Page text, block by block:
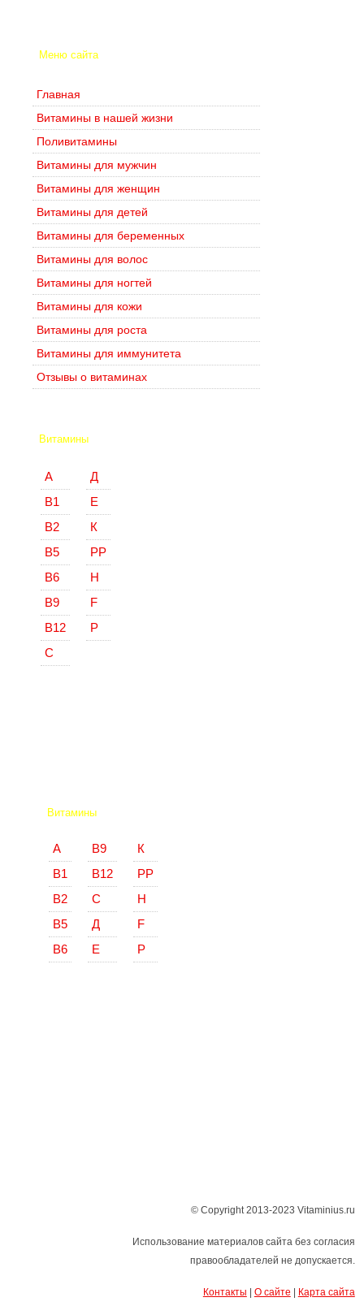
Меню сайта
Главная
Витамины в нашей жизни
Поливитамины
Витамины для мужчин
Витамины для женщин
Витамины для детей
Витамины для беременных
Витамины для волос
Витамины для ногтей
Витамины для кожи
Витамины для роста
Витамины для иммунитета
Отзывы о витаминах
Витамины
А
В1
В2
В5
В6
В9
В12
С
Д
Е
К
РР
Н
F
Р
Витамины
А
В1
В2
В5
В6
В9
В12
С
Д
Е
К
РР
Н
F
Р
© Copyright 2013-2023 Vitaminius.ru
Использование материалов сайта без согласия
правообладателей не допускается.
Контакты | О сайте | Карта сайта